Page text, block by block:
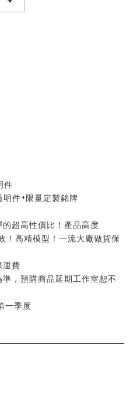
件
件+限量定製銘牌
超高性價比！產品高度
！高精模型！一流大廠做貨保
運費
，預購商品延期工作室恕不
一季度